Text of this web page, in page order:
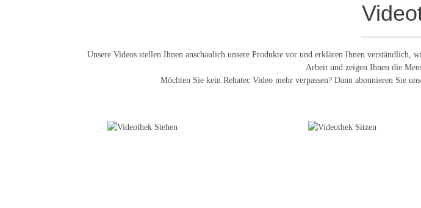
Unsere Videos stellen Ihnen anschaulich unsere Produkte vor und erklären Ihnen
Arbeit und zeigen Ihnen die
Möchten Sie kein Rehatec Video mehr verpassen? Dann abonnieren Sie